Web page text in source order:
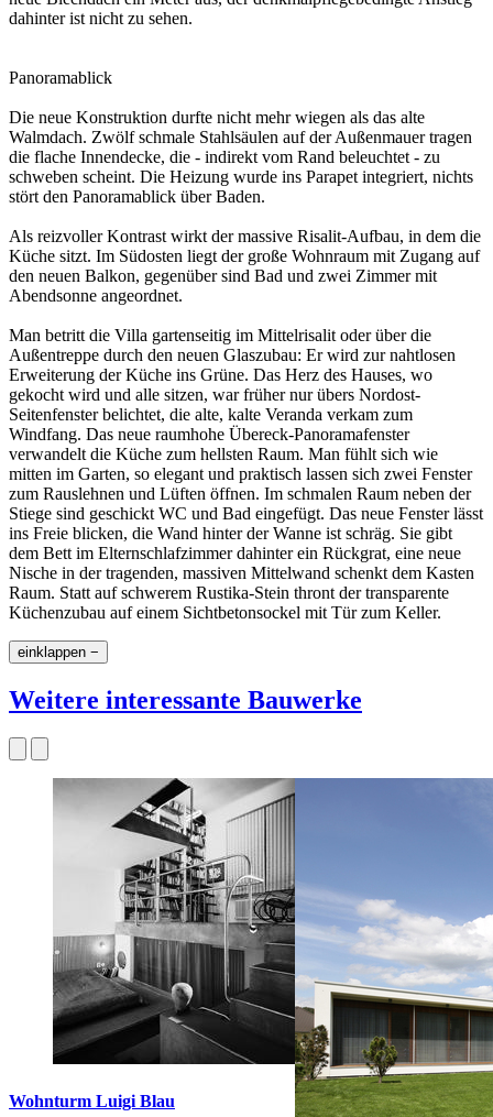
dahinter ist nicht zu sehen.
Panoramablick
Die neue Konstruktion durfte nicht mehr wiegen als das alte
Walmdach. Zwölf schmale Stahlsäulen auf der Außenmauer tragen
die flache Innendecke, die - indirekt vom Rand beleuchtet - zu
schweben scheint. Die Heizung wurde ins Parapet integriert, nichts
stört den Panoramablick über Baden.
Als reizvoller Kontrast wirkt der massive Risalit-Aufbau, in dem die
Küche sitzt. Im Südosten liegt der große Wohnraum mit Zugang auf
den neuen Balkon, gegenüber sind Bad und zwei Zimmer mit
Abendsonne angeordnet.
Man betritt die Villa gartenseitig im Mittelrisalit oder über die
Außentreppe durch den neuen Glaszubau: Er wird zur nahtlosen
Erweiterung der Küche ins Grüne. Das Herz des Hauses, wo
gekocht wird und alle sitzen, war früher nur übers Nordost-
Seitenfenster belichtet, die alte, kalte Veranda verkam zum
Windfang. Das neue raumhohe Übereck-Panoramafenster
verwandelt die Küche zum hellsten Raum. Man fühlt sich wie
mitten im Garten, so elegant und praktisch lassen sich zwei Fenster
zum Rauslehnen und Lüften öffnen. Im schmalen Raum neben der
Stiege sind geschickt WC und Bad eingefügt. Das neue Fenster lässt
ins Freie blicken, die Wand hinter der Wanne ist schräg. Sie gibt
dem Bett im Elternschlafzimmer dahinter ein Rückgrat, eine neue
Nische in der tragenden, massiven Mittelwand schenkt dem Kasten
Raum. Statt auf schwerem Rustika-Stein thront der transparente
Küchenzubau auf einem Sichtbetonsockel mit Tür zum Keller.
einklappen −
Weitere interessante Bauwerke
Wohnturm Luigi Blau